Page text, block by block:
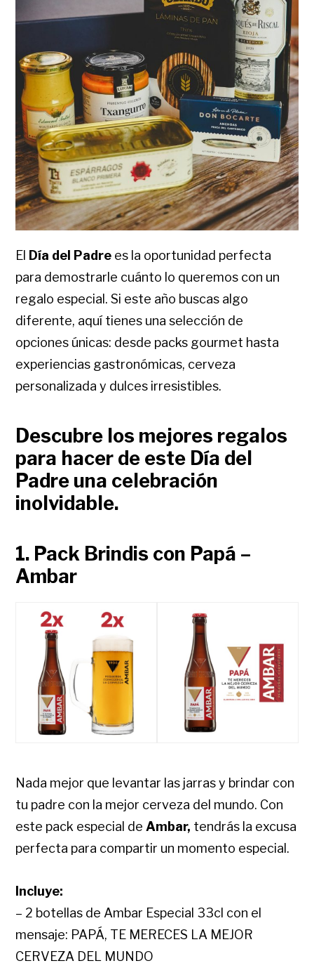
El Día del Padre es la oportunidad perfecta
para demostrarle cuánto lo queremos con un
regalo especial. Si este año buscas algo
diferente, aquí tienes una selección de
opciones únicas: desde packs gourmet hasta
experiencias gastronómicas, cerveza
personalizada y dulces irresistibles.
Descubre los mejores regalos
para hacer de este Día del
Padre una celebración
inolvidable.
1. Pack Brindis con Papá –
Ambar
Nada mejor que levantar las jarras y brindar con
tu padre con la mejor cerveza del mundo. Con
este pack especial de Ambar, tendrás la excusa
perfecta para compartir un momento especial.
Incluye:
– 2 botellas de Ambar Especial 33cl con el
mensaje: PAPÁ, TE MERECES LA MEJOR
CERVEZA DEL MUNDO